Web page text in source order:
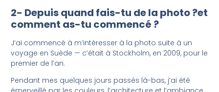
2- Depuis quand fais-tu de la photo ?et
comment as-tu commencé ?
J’ai commencé à m’intéresser à la photo suite à un
voyage en Suède — c’était à Stockholm, en 2009, pour le
premier de l’an.
Pendant mes quelques jours passés là-bas, j’ai été